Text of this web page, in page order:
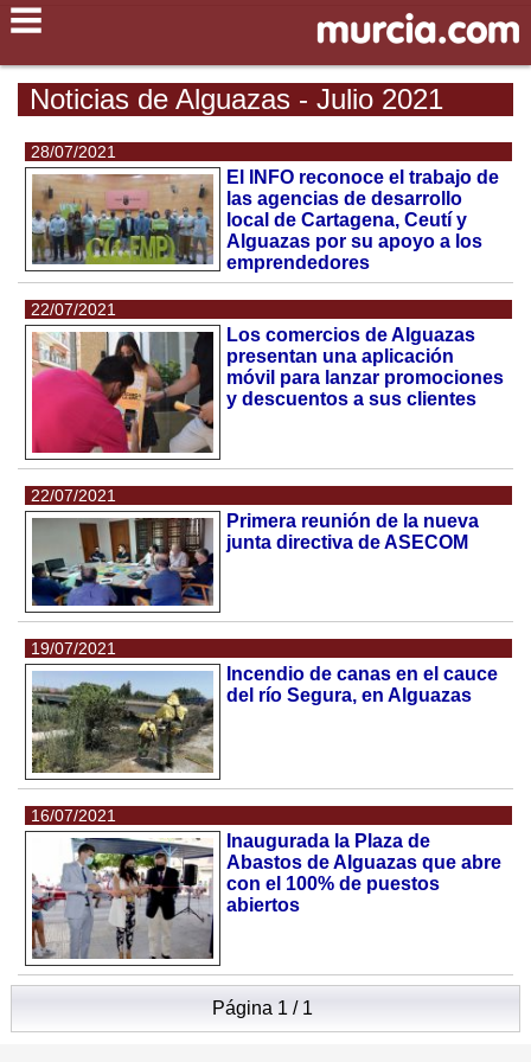
Noticias de Alguazas - Julio 2021
28/07/2021
El INFO reconoce el trabajo de
las agencias de desarrollo
local de Cartagena, Ceutí y
Alguazas por su apoyo a los
emprendedores
22/07/2021
Los comercios de Alguazas
presentan una aplicación
móvil para lanzar promociones
y descuentos a sus clientes
22/07/2021
Primera reunión de la nueva
junta directiva de ASECOM
19/07/2021
Incendio de canas en el cauce
del río Segura, en Alguazas
16/07/2021
Inaugurada la Plaza de
Abastos de Alguazas que abre
con el 100% de puestos
abiertos
Página 1 / 1